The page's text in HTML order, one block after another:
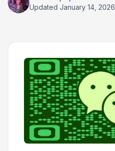
Updated January 14, 2026